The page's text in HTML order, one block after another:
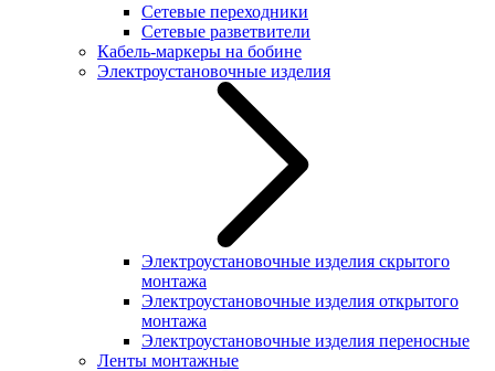
Сетевые переходники
Сетевые разветвители
Кабель-маркеры на бобине
Электроустановочные изделия
Электроустановочные изделия скрытого
монтажа
Электроустановочные изделия открытого
монтажа
Электроустановочные изделия переносные
Ленты монтажные